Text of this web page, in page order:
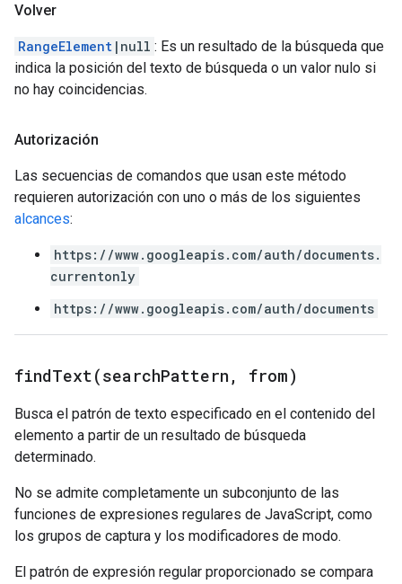
Volver
RangeElement |null : Es un resultado de la búsqueda que
indica la posición del texto de búsqueda o un valor nulo si
no hay coincidencias.
Autorización
Las secuencias de comandos que usan este método
requieren autorización con uno o más de los siguientes
alcances:
https://www.googleapis.com/auth/documents.
currentonly
https://www.googleapis.com/auth/documents
findText(searchPattern , from)
Busca el patrón de texto especificado en el contenido del
elemento a partir de un resultado de búsqueda
determinado.
No se admite completamente un subconjunto de las
funciones de expresiones regulares de JavaScript, como
los grupos de captura y los modificadores de modo.
El patrón de expresión regular proporcionado se compara